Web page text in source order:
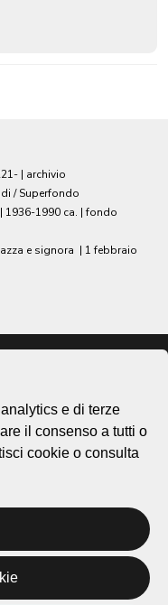
| archivio
/ Superfondo
| 1936-1990 ca. | fondo
e signora | 1 febbraio
e di terze
il consenso a tutti o
cookie o consulta